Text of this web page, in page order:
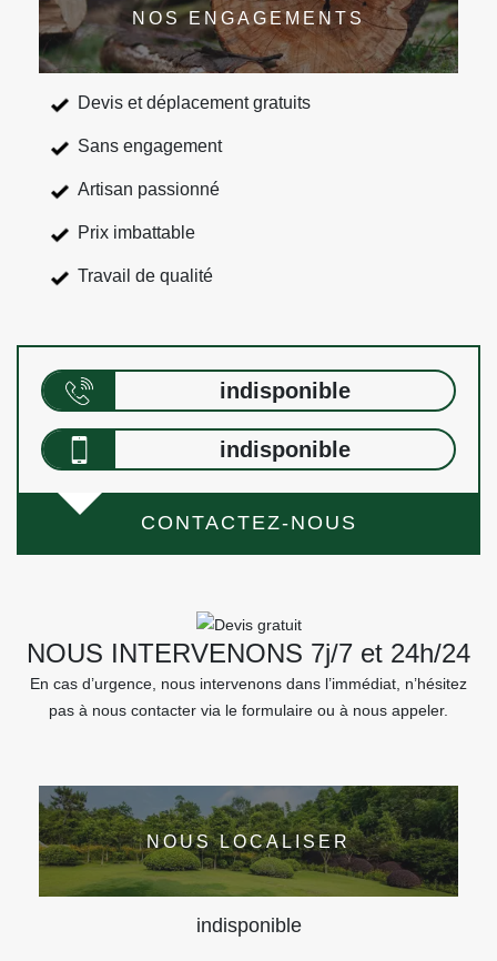
NOS ENGAGEMENTS
Devis et déplacement gratuits
Sans engagement
Artisan passionné
Prix imbattable
Travail de qualité
indisponible
indisponible
CONTACTEZ-NOUS
NOUS INTERVENONS 7j/7 et 24h/24
En cas d’urgence, nous intervenons dans l’immédiat, n’hésitez
pas à nous contacter via le formulaire ou à nous appeler.
NOUS LOCALISER
indisponible